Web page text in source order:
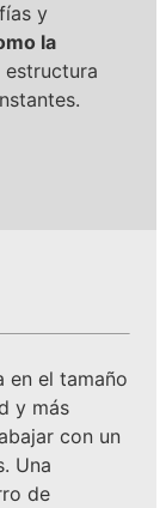
y
la
estructura
en el tamaño
y más
con un
Una
de